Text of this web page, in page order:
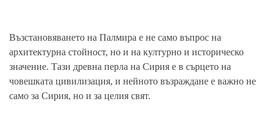
Възстановяването на Палмира е не само въпрос на
архитектурна стойност, но и на културно и историческо
значение. Тази древна перла на Сирия е в сърцето на
човешката цивилизация, и нейното възраждане е важно не
само за Сирия, но и за целия свят.